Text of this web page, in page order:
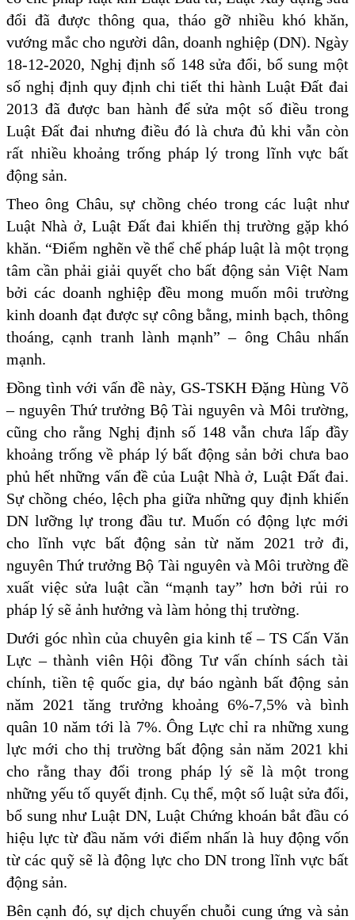
đổi đã được thông qua, tháo gỡ nhiều khó khăn,
vướng mắc cho người dân, doanh nghiệp (DN). Ngày
18-12-2020, Nghị định số 148 sửa đổi, bổ sung một
số nghị định quy định chi tiết thi hành Luật Đất đai
2013 đã được ban hành để sửa một số điều trong
Luật Đất đai nhưng điều đó là chưa đủ khi vẫn còn
rất nhiều khoảng trống pháp lý trong lĩnh vực bất
động sản.
Theo ông Châu, sự chồng chéo trong các luật như
Luật Nhà ở, Luật Đất đai khiến thị trường gặp khó
khăn. “Điểm nghẽn về thể chế pháp luật là một trọng
tâm cần phải giải quyết cho bất động sản Việt Nam
bởi các doanh nghiệp đều mong muốn môi trường
kinh doanh đạt được sự công bằng, minh bạch, thông
thoáng, cạnh tranh lành mạnh” – ông Châu nhấn
mạnh.
Đồng tình với vấn đề này, GS-TSKH Đặng Hùng Võ
– nguyên Thứ trưởng Bộ Tài nguyên và Môi trường,
cũng cho rằng Nghị định số 148 vẫn chưa lấp đầy
khoảng trống về pháp lý bất động sản bởi chưa bao
phủ hết những vấn đề của Luật Nhà ở, Luật Đất đai.
Sự chồng chéo, lệch pha giữa những quy định khiến
DN lưỡng lự trong đầu tư. Muốn có động lực mới
cho lĩnh vực bất động sản từ năm 2021 trở đi,
nguyên Thứ trưởng Bộ Tài nguyên và Môi trường đề
xuất việc sửa luật cần “mạnh tay” hơn bởi rủi ro
pháp lý sẽ ảnh hưởng và làm hỏng thị trường.
Dưới góc nhìn của chuyên gia kinh tế – TS Cấn Văn
Lực – thành viên Hội đồng Tư vấn chính sách tài
chính, tiền tệ quốc gia, dự báo ngành bất động sản
năm 2021 tăng trưởng khoảng 6%-7,5% và bình
quân 10 năm tới là 7%. Ông Lực chỉ ra những xung
lực mới cho thị trường bất động sản năm 2021 khi
cho rằng thay đổi trong pháp lý sẽ là một trong
những yếu tố quyết định. Cụ thể, một số luật sửa đổi,
bổ sung như Luật DN, Luật Chứng khoán bắt đầu có
hiệu lực từ đầu năm với điểm nhấn là huy động vốn
từ các quỹ sẽ là động lực cho DN trong lĩnh vực bất
động sản.
Bên cạnh đó, sự dịch chuyển chuỗi cung ứng và sản